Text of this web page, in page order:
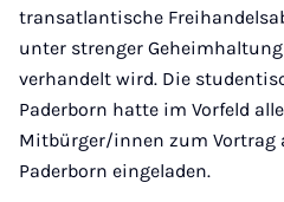
transatlantische
unter strenger Geheimhaltung
verhandelt wird. Die
Paderborn hatte im Vorfeld
Mitbürger/innen zum Vortrag
Paderborn eingeladen.